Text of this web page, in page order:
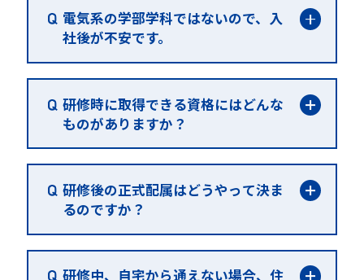
電気系の学部学科ではないので、入
社後が不安です。
入社1年目は研修期間となっており、千葉
県の椎の森センターにて電気の基礎か
ら、工事の流れまでを学ぶことができる
系等の出身者が多数活躍しております。
研修時に取得できる資格にはどんな
ものがありますか？
入社1年目では、第一種電気工事士、第二
種電気工事士、危険物取扱乙種4類等の国
家資格の講習を行っており、資格取得を
資格を研修時に取得できます。
研修後の正式配属はどうやって決ま
るのですか？
入社1年目の集合研修中とOJT研修中に、
各部署の上長と面談をしてもらいます。
研修中、自宅から通えない場合、住